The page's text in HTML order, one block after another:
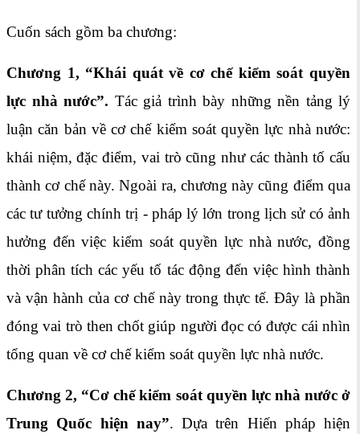
Cuốn sách gồm ba chương:
Chương 1, “Khái quát về cơ chế kiểm soát quyền
lực nhà nước”. Tác giả trình bày những nền tảng lý
luận căn bản về cơ chế kiểm soát quyền lực nhà nước:
khái niệm, đặc điểm, vai trò cũng như các thành tố cấu
thành cơ chế này. Ngoài ra, chương này cũng điểm qua
các tư tưởng chính trị - pháp lý lớn trong lịch sử có ảnh
hưởng đến việc kiểm soát quyền lực nhà nước, đồng
thời phân tích các yếu tố tác động đến việc hình thành
và vận hành của cơ chế này trong thực tế. Đây là phần
đóng vai trò then chốt giúp người đọc có được cái nhìn
tổng quan về cơ chế kiểm soát quyền lực nhà nước.
Chương2, “Cơ chế kiểm soát quyền lực nhà nước ở
Trung Quốc hiện nay”. Dựa trên Hiến pháp hiện